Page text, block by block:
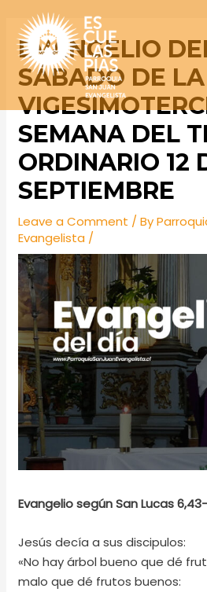
content
EVANGELIO
SÁBADO DE LA
SEMANA DEL
ORDINARIO 12
SEPTIEMBRE
Leave a Comment / By
Evangelista /
Evangelio según San Lucas
Jesús decía a sus discipulos:
«No hay árbol bueno que dé
malo que dé frutos buenos:
Post
navigation